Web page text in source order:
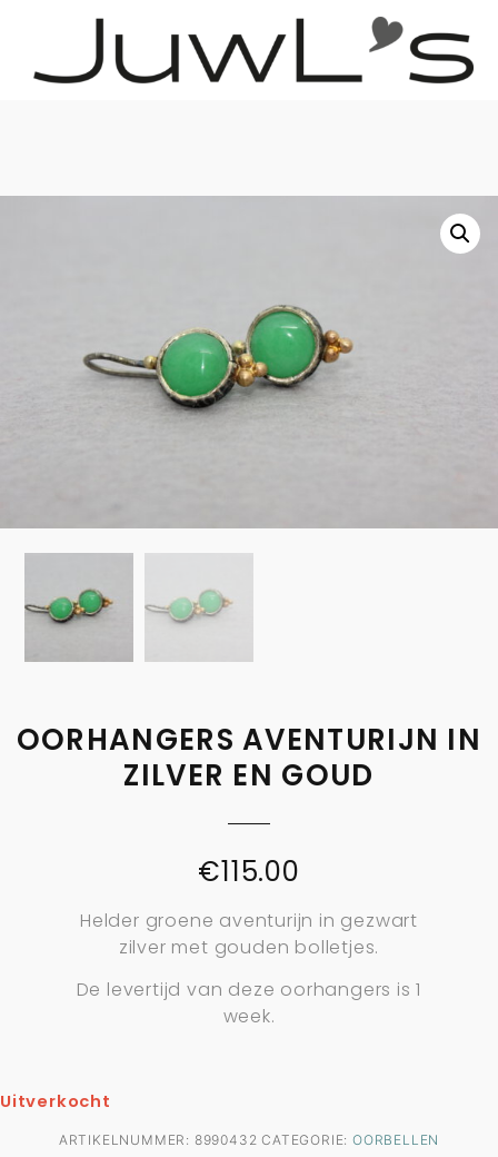
OORHANGERS AVENTURIJN IN
ZILVER EN GOUD
€115.00
Helder groene aventurijn in gezwart
zilver met gouden bolletjes.
De levertijd van deze oorhangers is 1
week.
Uitverkocht
ARTIKELNUMMER: 8990432 CATEGORIE:OORBELLEN